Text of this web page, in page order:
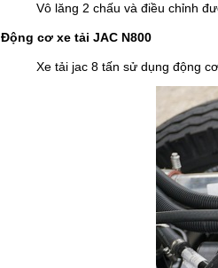
Vô lăng 2 chấu và điều chỉnh
Động cơ xe tải JAC N800
Xe tải jac 8 tấn sử dụng động